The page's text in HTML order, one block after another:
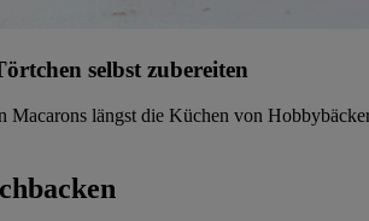
selbst zubereiten
längst die Küchen von